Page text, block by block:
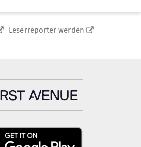
Leserreporter werden